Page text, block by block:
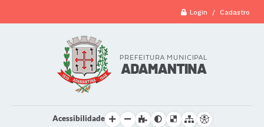
Login / Cadastro
Acessibilidade